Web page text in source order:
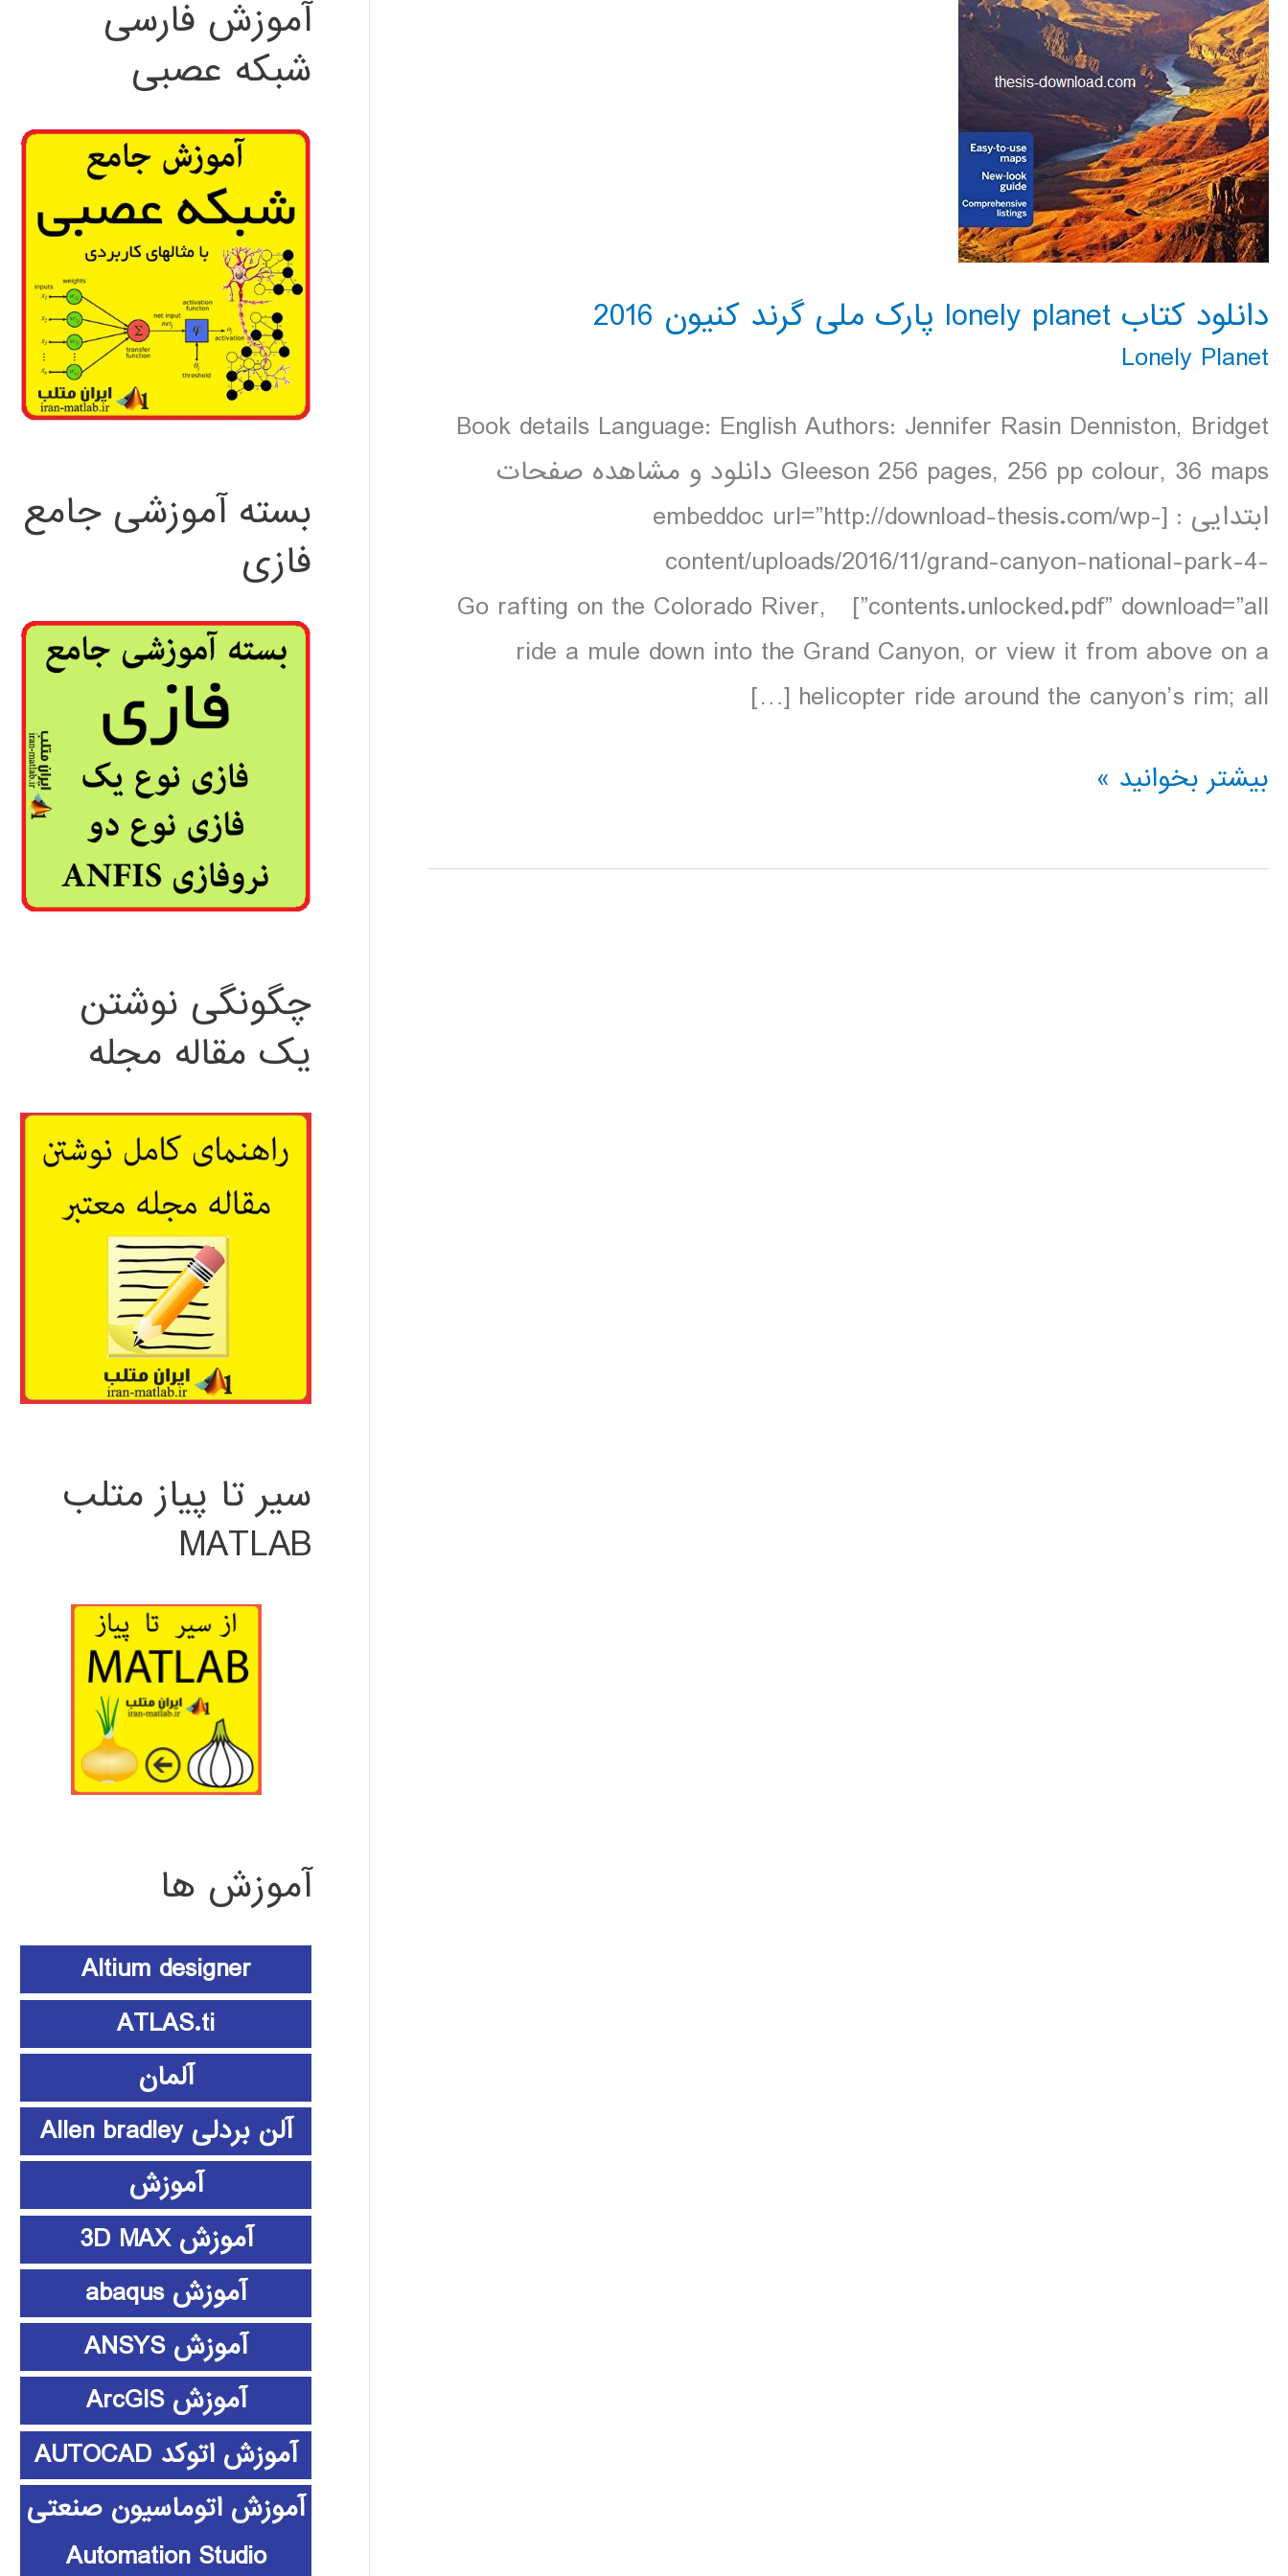
دانلود کتاب lonely planet پارک ملی گرند کنیون 2016
Lonely Planet
Book details Language: English Authors: Jennifer Rasin Denniston, Bridget
Gleeson 256 pages, 256 pp colour, 36 maps دانلود و مشاهده صفحات
ابتدایی : [embeddoc url=”http://download-thesis.com/wp-
content/uploads/2016/11/grand-canyon-national-park-4-
contents.unlocked.pdf” download=”all”] Go rafting on the Colorado River,
ride a mule down into the Grand Canyon, or view it from above on a
helicopter ride around the canyon’s rim; all […]
دانلود
lonely
بیشتر بخوانید »
آموزش فارسی
شبکه عصبی
بسته آموزشی جامع
فازی
چگونگی نوشتن
یک مقاله مجله
سیر تا پیاز متلب
MATLAB
آموزش ها
Altium designer
ATLAS.ti
آلمان
آلن بردلی Allen bradley
آموزش
آموزش 3D MAX
آموزش abaqus
آموزش ANSYS
آموزش ArcGIS
آموزش اتوکد AUTOCAD
آموزش اتوماسیون صنعتی
Automation Studio